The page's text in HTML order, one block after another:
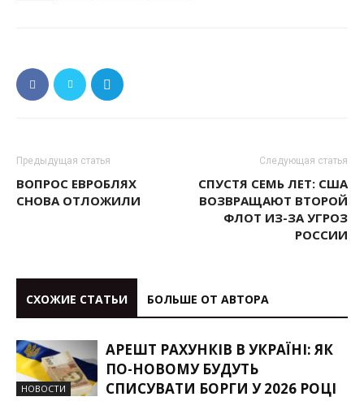
Предыдущая статья
ВОПРОС ЕВРОБЛЯХ
СНОВА ОТЛОЖИЛИ
Следующая статья
СПУСТЯ СЕМЬ ЛЕТ: США
ВОЗВРАЩАЮТ ВТОРОЙ
ФЛОТ ИЗ-ЗА УГРОЗ
РОССИИ
СХОЖИЕ СТАТЬИ БОЛЬШЕ ОТ АВТОРА
НОВОСТИ
АРЕШТ РАХУНКІВ В УКРАЇНІ: ЯК
ПО-НОВОМУ БУДУТЬ
СПИСУВАТИ БОРГИ У 2026 РОЦІ